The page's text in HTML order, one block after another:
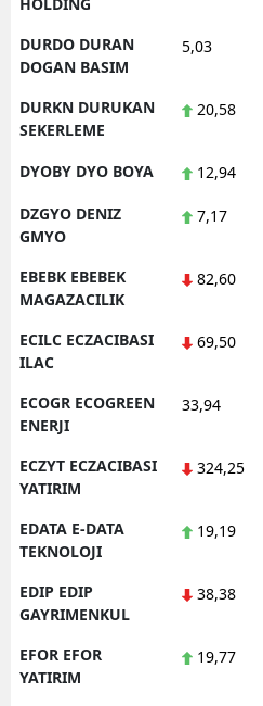
DURDO DURAN
DOGAN BASIM
5,03
DURKN DURUKAN
SEKERLEME
20,58
DYOBY DYO BOYA 12,94
DZGYO DENIZ
GMYO
7,17
EBEBK EBEBEK
MAGAZACILIK
82,60
ECILC ECZACIBASI
ILAC
69,50
ECOGR ECOGREEN
ENERJI
33,94
ECZYT ECZACIBASI
YATIRIM
324,25
EDATA E-DATA
TEKNOLOJI
19,19
EDIP EDIP
GAYRIMENKUL
38,38
EFOR EFOR
YATIRIM
19,77